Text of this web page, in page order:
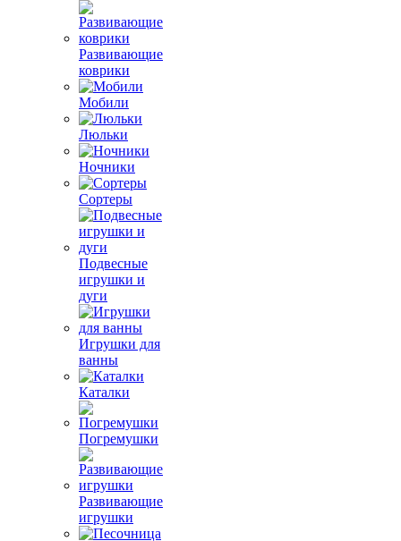
Развивающие
коврики
Мобили
Люльки
Ночники
Сортеры
Подвесные
игрушки и
дуги
Игрушки для
ванны
Каталки
Погремушки
Развивающие
игрушки